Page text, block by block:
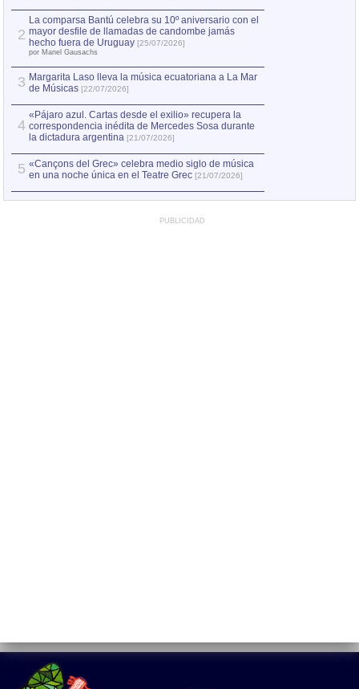
2
La comparsa Bantú celebra su 10º aniversario con el
mayor desfile de llamadas de candombe jamás
hecho fuera de Uruguay [25/07/2026]
por Manel Gausachs
3 Margarita Laso lleva la música ecuatoriana a La Mar
de Músicas [22/07/2026]
4
«Pájaro azul. Cartas desde el exilio» recupera la
correspondencia inédita de Mercedes Sosa durante
la dictadura argentina [21/07/2026]
5 «Cançons del Grec» celebra medio siglo de música
en una noche única en el Teatre Grec [21/07/2026]
PUBLICIDAD